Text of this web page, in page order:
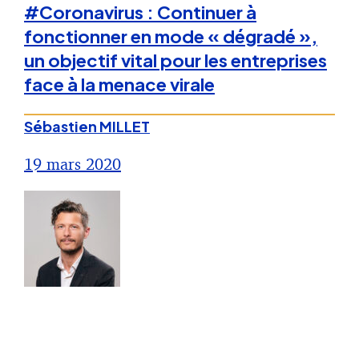
#Coronavirus : Continuer à
fonctionner en mode « dégradé »,
un objectif vital pour les entreprises
face à la menace virale
Sébastien MILLET
19 mars 2020